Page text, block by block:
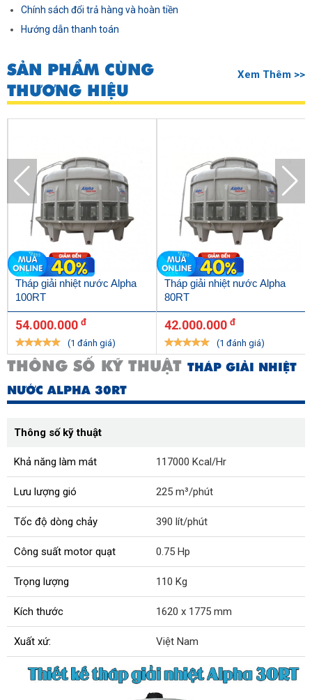
Chính sách đổi trả hàng và hoàn tiền
Hướng dẫn thanh toán
SẢN PHẨM CÙNG
THƯƠNG HIỆU
Xem Thêm >>
Tháp giải nhiệt nước Alpha
100RT
54.000.000 đ
(1 đánh giá)
Tháp giải nhiệt nước Alpha
80RT
42.000.000 đ
(1 đánh giá)
THÔNG SỐ KỸ THUẬT THÁP GIẢI NHIỆT
NƯỚC ALPHA 30RT
Thông số kỹ thuật
Khả năng làm mát 117000 Kcal/Hr
Lưu lượng gió 225 m³/phút
Tốc độ dòng chảy 390 lít/phút
Công suất motor quạt 0.75 Hp
Trọng lượng 110 Kg
Kích thước 1620 x 1775 mm
Xuất xứ: Việt Nam